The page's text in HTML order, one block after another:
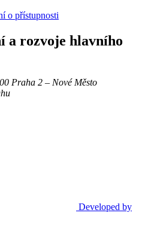
o přístupnosti
a rozvoje hlavního
Praha 2 ‒ Nové Město
Developed by